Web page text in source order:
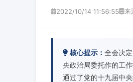
2022/10/14 11:56:55 来
核心提示： 全会决
央政治局委托作的工
通过了党的十九届中